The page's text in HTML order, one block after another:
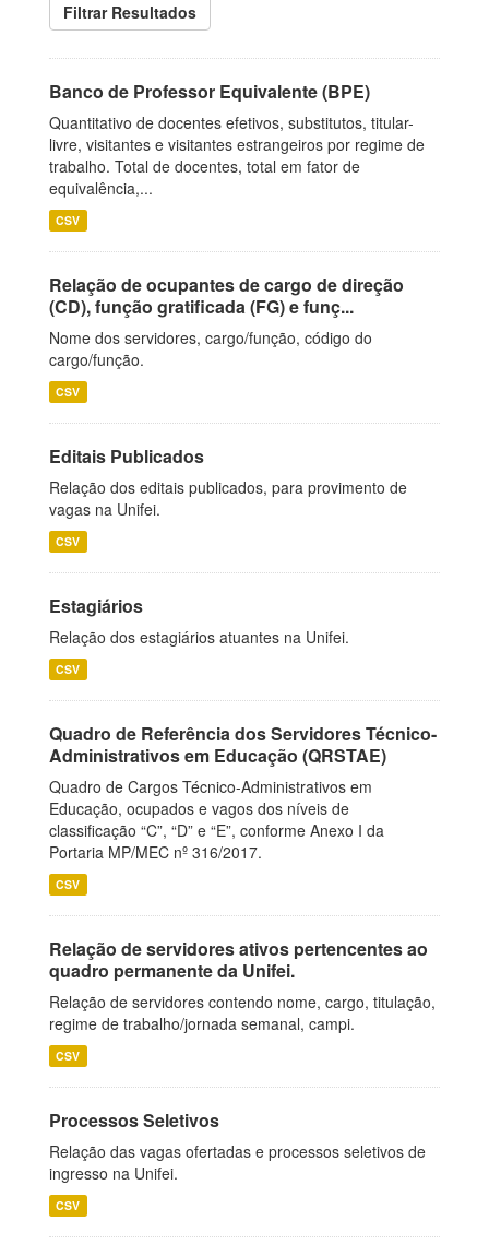
Filtrar Resultados
Banco de Professor Equivalente (BPE)
Quantitativo de docentes efetivos, substitutos, titular-
livre, visitantes e visitantes estrangeiros por regime de
trabalho. Total de docentes, total em fator de
equivalência,...
CSV
Relação de ocupantes de cargo de direção
(CD), função gratificada (FG) e funç...
Nome dos servidores, cargo/função, código do
cargo/função.
CSV
Editais Publicados
Relação dos editais publicados, para provimento de
vagas na Unifei.
CSV
Estagiários
Relação dos estagiários atuantes na Unifei.
CSV
Quadro de Referência dos Servidores Técnico-
Administrativos em Educação (QRSTAE)
Quadro de Cargos Técnico-Administrativos em
Educação, ocupados e vagos dos níveis de
classificação “C”, “D” e “E”, conforme Anexo I da
Portaria MP/MEC nº 316/2017.
CSV
Relação de servidores ativos pertencentes ao
quadro permanente da Unifei.
Relação de servidores contendo nome, cargo, titulação,
regime de trabalho/jornada semanal, campi.
CSV
Processos Seletivos
Relação das vagas ofertadas e processos seletivos de
ingresso na Unifei.
CSV